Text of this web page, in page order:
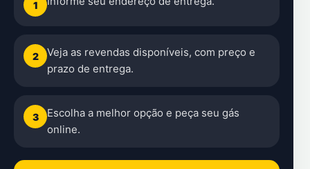
1
2
Veja as revendas disponíveis, com preço e
prazo de entrega.
3
Escolha a melhor opção e peça seu gás
online.